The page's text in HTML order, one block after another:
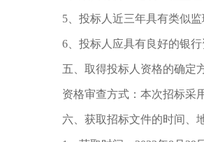
5、投标人近三年具有类似监
6、投标人应具有良好的银行
五、取得投标人资格的确定
资格审查方式：本次招标采
六、获取招标文件的时间、